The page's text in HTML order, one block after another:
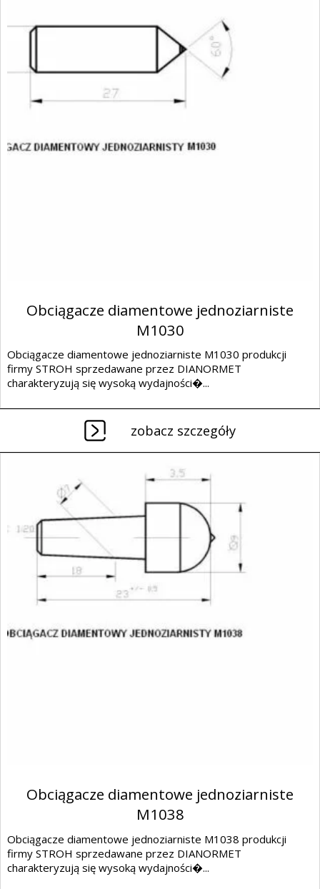
Obciągacze diamentowe jednoziarniste
M1030
Obciągacze diamentowe jednoziarniste M1030 produkcji
firmy STROH sprzedawane przez DIANORMET
charakteryzują się wysoką wydajności�...
zobacz szczegóły
Obciągacze diamentowe jednoziarniste
M1038
Obciągacze diamentowe jednoziarniste M1038 produkcji
firmy STROH sprzedawane przez DIANORMET
charakteryzują się wysoką wydajności�...